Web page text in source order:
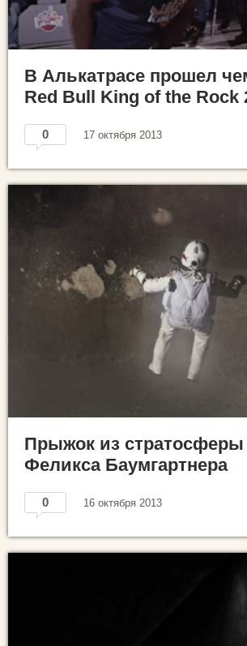
В Алькатрасе прошел
Red Bull King of the Rock
0 17 октября 2013
Прыжок из стратосферы
Феликса Баумгартнера
0 16 октября 2013